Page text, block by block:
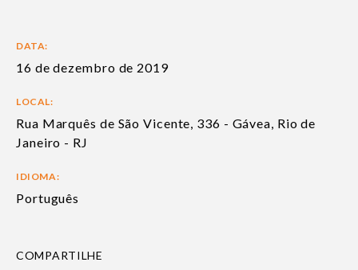
DATA:
16 de dezembro de 2019
LOCAL:
Rua Marquês de São Vicente, 336 - Gávea, Rio de
Janeiro - RJ
IDIOMA:
Português
COMPARTILHE